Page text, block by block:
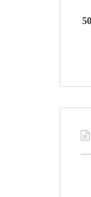
تحت 500